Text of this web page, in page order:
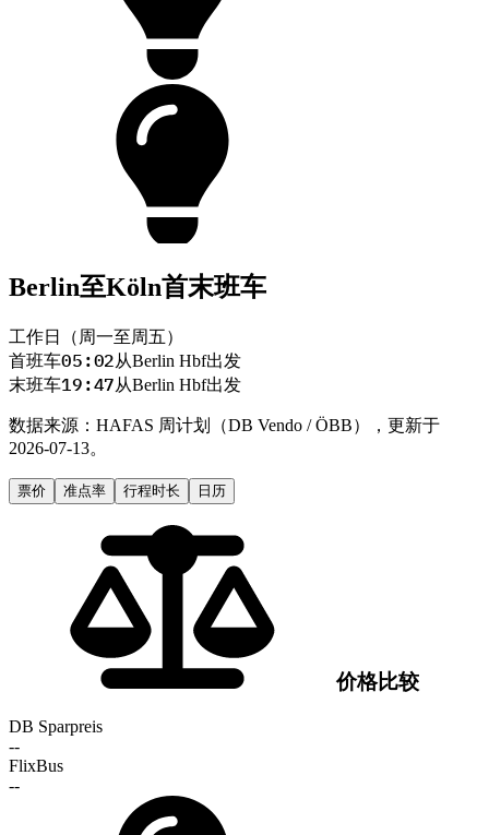
省钱提示：经 Hannover 购票，最多可节省 20%！
Hannover+Hannover → Köln
Berlin至Köln首末班车
工作日（周一至周五）
首班车05:02从Berlin Hbf出发
末班车19:47从Berlin Hbf出发
数据来源：HAFAS 周计划（DB Vendo / ÖBB），更新于
2026-07-13。
票价 准点率 行程时长 日历
价格比较
DB Sparpreis
--
FlixBus
--